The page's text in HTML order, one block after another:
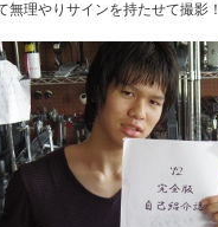
無理やりサインを持たせて撮影！